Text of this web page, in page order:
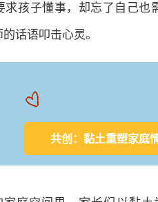
求孩子懂事，却忘了自己
话语叩击心灵。
共创： 黏土重塑家庭